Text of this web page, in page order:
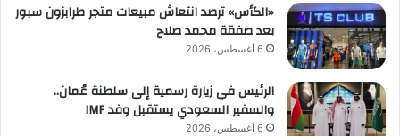
«الكأس» ترصد انتعاش مبيعات متجر طرابزون سبور
بعد صفقة محمد صلاح
6 أغسطس، 2026
الرئيس في زيارة رسمية إلى سلطنة عُمان..
والسفير السعودي يستقبل وفد IMF
6 أغسطس، 2026